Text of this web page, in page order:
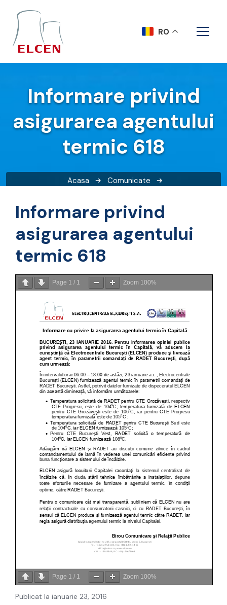
Informare privind
asigurarea agentului
termic 618
Acasa
Comunicate
Informare privind
asigurarea agentului
termic 618
Page 1 / 1 Zoom 100%
Page 1 / 1 Zoom 100%
Publicat la ianuarie 23, 2016
RO